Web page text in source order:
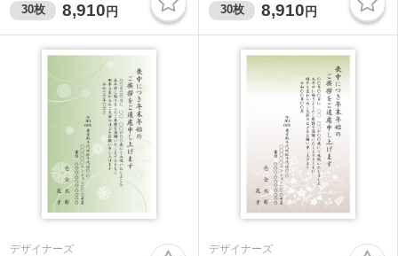
30枚 8,910 円 30枚 8,910 円
デザイナーズ デザイナーズ